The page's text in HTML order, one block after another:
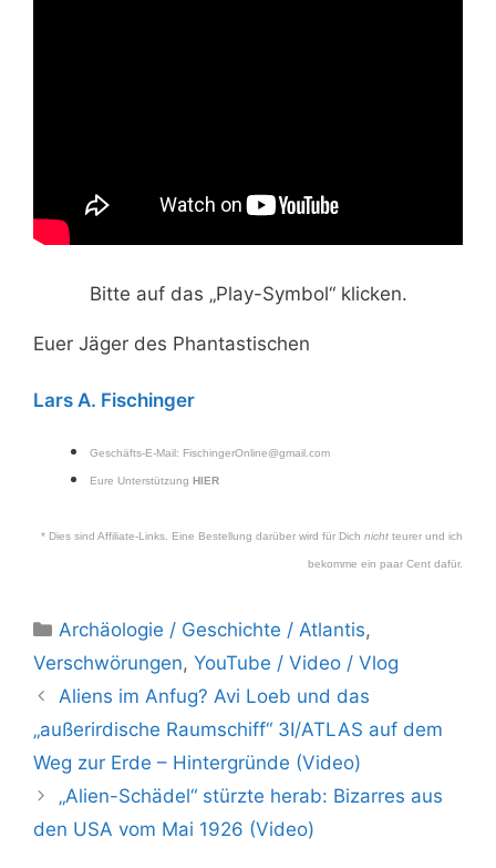
Bitte auf das „Play-Symbol“ klicken.
Euer Jäger des Phantastischen
Lars A. Fischinger
Geschäfts-E-Mail: FischingerOnline@gmail.com
Eure Unterstützung HIER
* Dies sind Affiliate-Links. Eine Bestellung darüber wird für Dich nicht teurer und ich
bekomme ein paar Cent dafür.
Kategorien
Archäologie / Geschichte / Atlantis,
Verschwörungen, YouTube / Video / Vlog
Aliens im Anfug? Avi Loeb und das
„außerirdische Raumschiff“ 3I/ATLAS auf dem
Weg zur Erde – Hintergründe (Video)
„Alien-Schädel“ stürzte herab: Bizarres aus
den USA vom Mai 1926 (Video)